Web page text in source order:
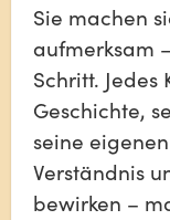
Sie machen
aufmerksam
Schritt.
Geschichte,
seine
Verständnis
bewirken –